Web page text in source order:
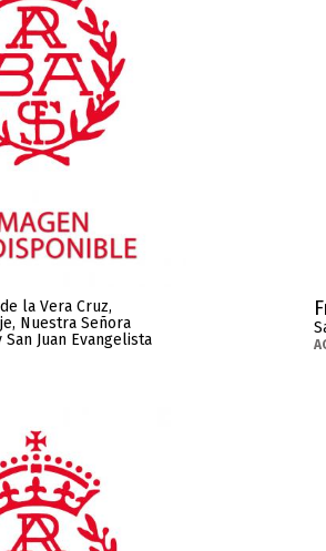
la Vera Cruz,
Nuestra Señora
Juan Evangelista